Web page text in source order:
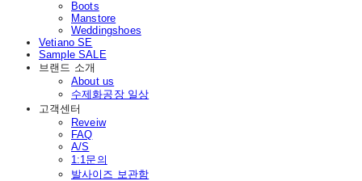
Boots
Manstore
Weddingshoes
Vetiano SE
Sample SALE
브랜드 소개
About us
수제화공장 일상
고객센터
Reveiw
FAQ
A/S
1:1문의
발사이즈 보관함